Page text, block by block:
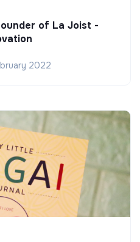
of La Joist -
2022